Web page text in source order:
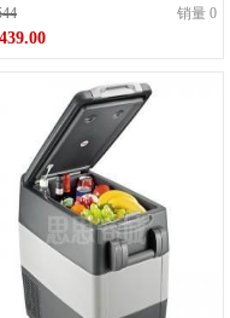
宿舍租房节能BCD-223WDPT
销量 0